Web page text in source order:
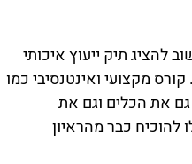
להציג תיק ייעוץ איכותי
מקצועי ואינטנסיבי כמו
את הכלים וגם את
כבר מהראיון